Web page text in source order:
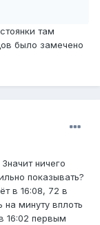
там
было замечено
ничего
показывать?
в 16:08, 72 в
минуту вплоть
16:02 первым